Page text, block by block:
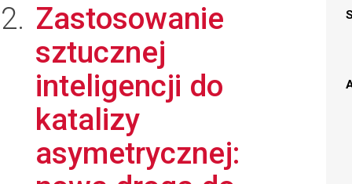
Zastosowanie
sztucznej
inteligencji do
katalizy
asymetrycznej: